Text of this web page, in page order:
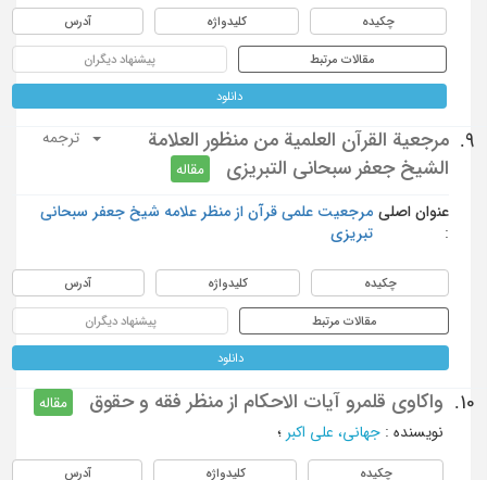
چکیده کلیدواژه آدرس
مقالات مرتبط پیشنهاد دیگران
دانلود
9.
مرجعية القرآن العلمية من منظور العلامة
الشيخ جعفر سبحاني التبريزي
مقاله
ترجمه
عنوان اصلی
مرجعیت علمی قرآن از منظر علامه شیخ جعفر سبحانی
تبریزی
چکیده کلیدواژه آدرس
مقالات مرتبط پیشنهاد دیگران
دانلود
10. واکاوی قلمرو آیات الاحکام از منظر فقه و حقوق
مقاله
نویسنده: جهانی، علی اکبر؛
چکیده کلیدواژه آدرس